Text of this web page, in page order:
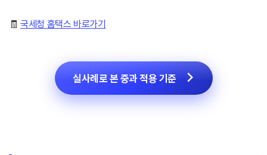
🧾국세청 홈택스 바로가기
실사례로 본 중과 적용 기준